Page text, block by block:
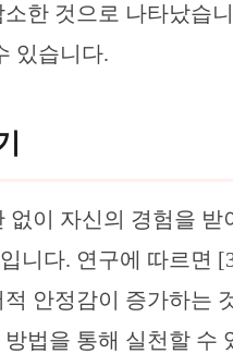
한 것으로 나타났습
있습니다.
이 자신의 경험을
니다. 연구에 따르면
안정감이 증가하는
법을 통해 실천할 수